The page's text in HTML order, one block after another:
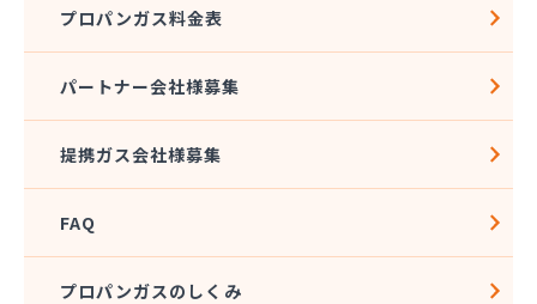
角広ガス
割又商店
株式会社アドニス
株式会社あみや商事 本社
株式会社エイチティーピー
株式会社エイチティーピー
株式会社エス・アイ東海
プロパンガス料金表
パートナー会社様募集
提携ガス会社様募集
FAQ
プロパンガスのしくみ